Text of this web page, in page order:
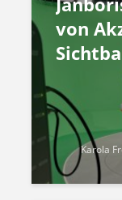
von
Karola